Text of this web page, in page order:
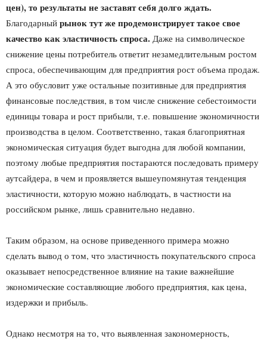
цен), то результаты не заставят себя долго ждать.
Благодарный рынок тут же продемонстрирует такое свое
качество как эластичность спроса. Даже на символическое
снижение цены потребитель ответит незамедлительным ростом
спроса, обеспечивающим для предприятия рост объема продаж.
А это обусловит уже остальные позитивные для предприятия
финансовые последствия, в том числе снижение себестоимости
единицы товара и рост прибыли, т.е. повышение экономичности
производства в целом. Соответственно, такая благоприятная
экономическая ситуация будет выгодна для любой компании,
поэтому любые предприятия постараются последовать примеру
аутсайдера, в чем и проявляется вышеупомянутая тенденция
эластичности, которую можно наблюдать, в частности на
российском рынке, лишь сравнительно недавно.
Таким образом, на основе приведенного примера можно
сделать вывод о том, что эластичность покупательского спроса
оказывает непосредственное влияние на такие важнейшие
экономические составляющие любого предприятия, как цена,
издержки и прибыль.
Однако несмотря на то, что выявленная закономерность,